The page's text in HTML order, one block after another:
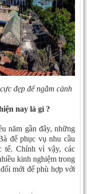
đẹp để ngắm cảnh
nay là gì ?
năm gần đây, những
để phục vụ nhu cầu
tế. Chính vì vậy, các
kinh nghiệm trong
mới để phù hợp với